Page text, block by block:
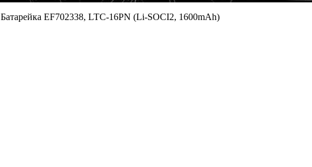
Батарейка EF702338, LTC-16PN (Li-SOCI2, 1600mAh)